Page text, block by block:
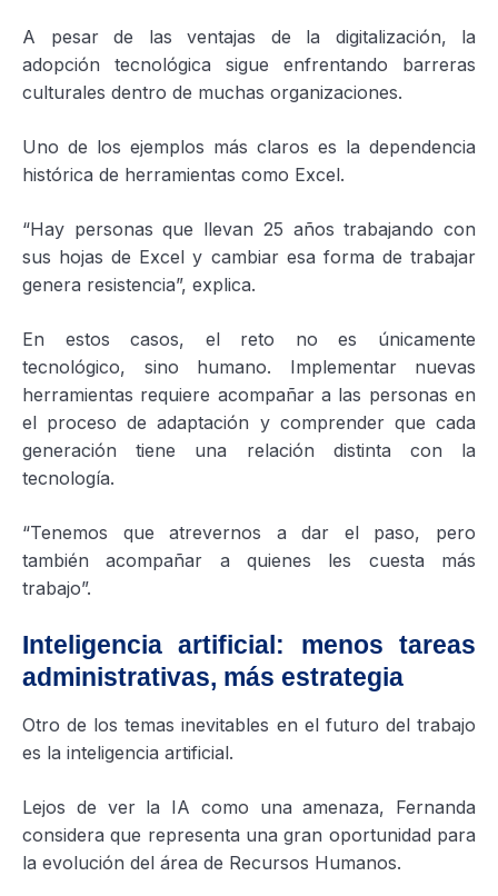
A pesar de las ventajas de la digitalización, la
adopción tecnológica sigue enfrentando barreras
culturales dentro de muchas organizaciones.
Uno de los ejemplos más claros es la dependencia
histórica de herramientas como Excel.
“Hay personas que llevan 25 años trabajando con
sus hojas de Excel y cambiar esa forma de trabajar
genera resistencia”, explica.
En estos casos, el reto no es únicamente
tecnológico, sino humano. Implementar nuevas
herramientas requiere acompañar a las personas en
el proceso de adaptación y comprender que cada
generación tiene una relación distinta con la
tecnología.
“Tenemos que atrevernos a dar el paso, pero
también acompañar a quienes les cuesta más
trabajo”.
Inteligencia artificial: menos tareas
administrativas, más estrategia
Otro de los temas inevitables en el futuro del trabajo
es la inteligencia artificial.
Lejos de ver la IA como una amenaza, Fernanda
considera que representa una gran oportunidad para
la evolución del área de Recursos Humanos.